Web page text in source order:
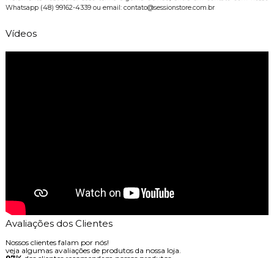
Whatsapp (48) 99162-4339 ou email: contato@sessionstore.com.br
Vídeos
Avaliações dos Clientes
Nossos clientes falam por nós!
veja algumas avaliações de produtos da nossa loja.